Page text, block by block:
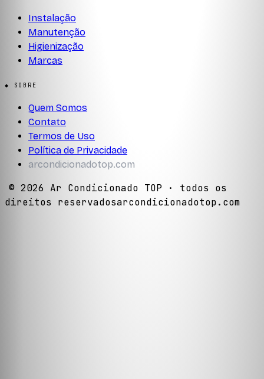
Instalação
Manutenção
Higienização
Marcas
◆ SOBRE
Quem Somos
Contato
Termos de Uso
Política de Privacidade
arcondicionadotop.com
© 2026 Ar Condicionado TOP · todos os
direitos reservadosarcondicionadotop.com